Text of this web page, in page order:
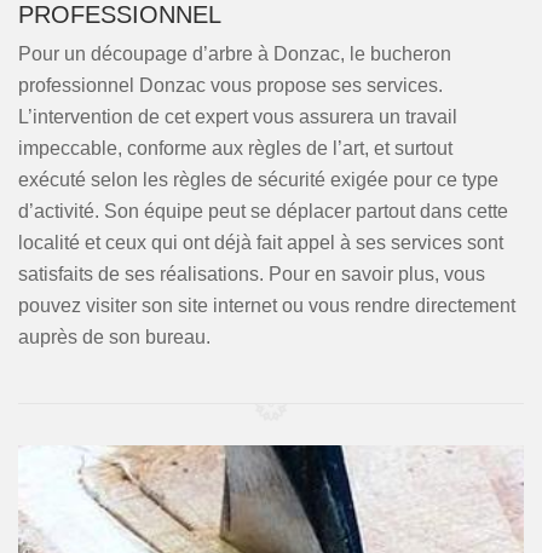
PROFESSIONNEL
Pour un découpage d’arbre à Donzac, le bucheron
professionnel Donzac vous propose ses services.
L’intervention de cet expert vous assurera un travail
impeccable, conforme aux règles de l’art, et surtout
exécuté selon les règles de sécurité exigée pour ce type
d’activité. Son équipe peut se déplacer partout dans cette
localité et ceux qui ont déjà fait appel à ses services sont
satisfaits de ses réalisations. Pour en savoir plus, vous
pouvez visiter son site internet ou vous rendre directement
auprès de son bureau.